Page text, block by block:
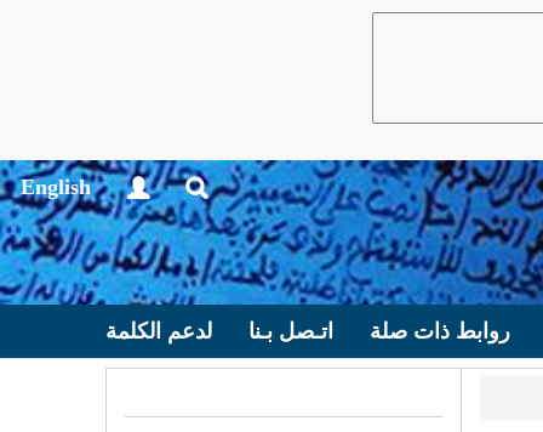
English
روابط ذات صلة اتـصل بـنا لدعم الكلمة